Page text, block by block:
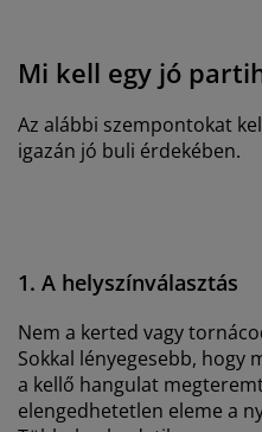
Mi kell egy jó
Az alábbi szempontokat
igazán jó buli érdekében.
1. A helyszínválasztás
Nem a kerted vagy
Sokkal lényegesebb, hogy
a kellő hangulat
elengedhetetlen eleme a